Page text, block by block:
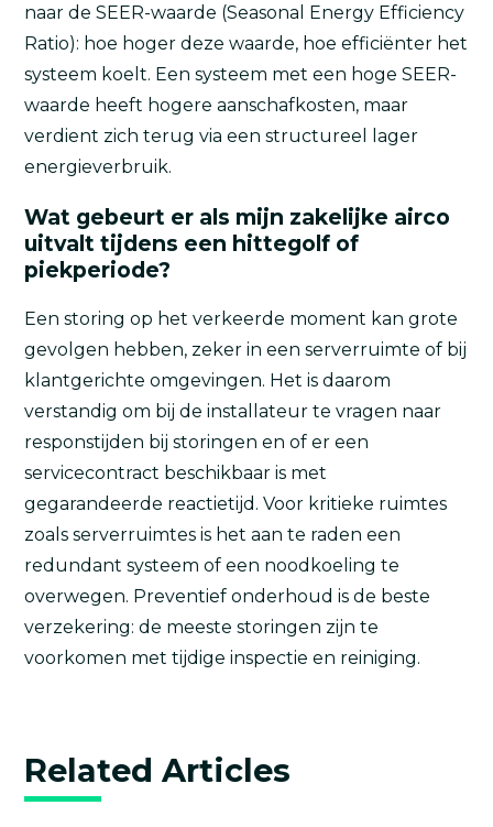
naar de SEER-waarde (Seasonal Energy Efficiency
Ratio): hoe hoger deze waarde, hoe efficiënter het
systeem koelt. Een systeem met een hoge SEER-
waarde heeft hogere aanschafkosten, maar
verdient zich terug via een structureel lager
energieverbruik.
Wat gebeurt er als mijn zakelijke airco
uitvalt tijdens een hittegolf of
piekperiode?
Een storing op het verkeerde moment kan grote
gevolgen hebben, zeker in een serverruimte of bij
klantgerichte omgevingen. Het is daarom
verstandig om bij de installateur te vragen naar
responstijden bij storingen en of er een
servicecontract beschikbaar is met
gegarandeerde reactietijd. Voor kritieke ruimtes
zoals serverruimtes is het aan te raden een
redundant systeem of een noodkoeling te
overwegen. Preventief onderhoud is de beste
verzekering: de meeste storingen zijn te
voorkomen met tijdige inspectie en reiniging.
Related Articles